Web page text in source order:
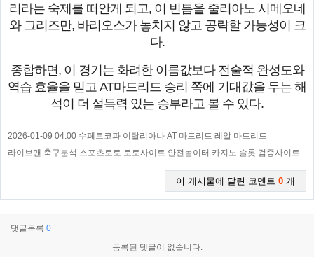
리라는 숙제를 떠안게 되고, 이 빈틈을 줄리아노 시메오네
와 그리즈만, 바리오스가 놓치지 않고 공략할 가능성이 크
다.
종합하면, 이 경기는 화려한 이름값보다 전술적 완성도와
역습 효율을 믿고 AT마드리드 승리 쪽에 기대값을 두는 해
석이 더 설득력 있는 승부라고 볼 수 있다.
2026-01-09 04:00 수페르코파 이탈리아나 AT 마드리드 레알 마드리드
라이브맨 축구분석 스포츠토토 토토사이트 안전놀이터 카지노 슬롯 검증사이트
이 게시물에 달린 코멘트 0 개
댓글목록 0
등록된 댓글이 없습니다.